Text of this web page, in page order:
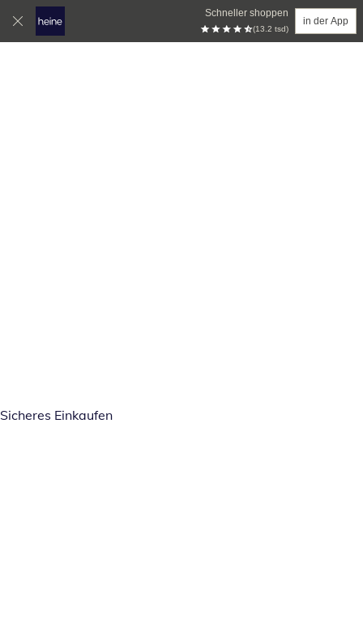
Schneller shoppen
(13.2 tsd)
in der App
Sicheres Einkaufen